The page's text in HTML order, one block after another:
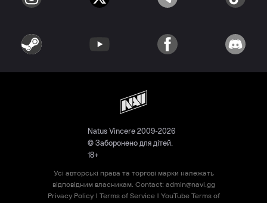
Natus Vincere 2009-2026
© Заборонено для дітей.
18+
Усі авторські права та торгові марки належать
відповідним власникам. Contact: admin@navi.gg
Privacy Policy| Terms of Service| YouTube Terms of